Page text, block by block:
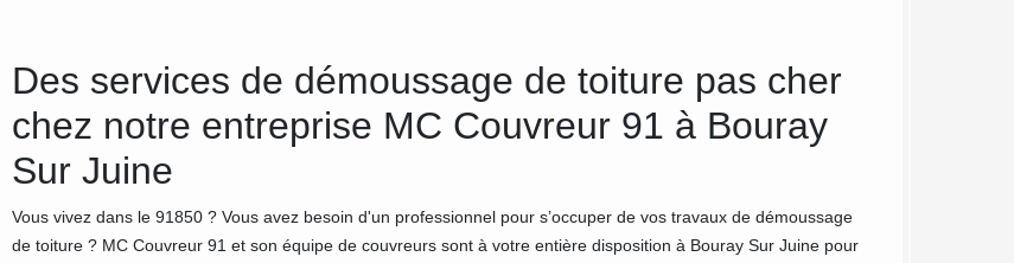
Des services de démoussage de toiture pas cher
chez notre entreprise MC Couvreur 91 à Bouray
Sur Juine
Vous vivez dans le 91850 ? Vous avez besoin d'un professionnel pour s’occuper de vos travaux de démoussage
de toiture ? MC Couvreur 91 et son équipe de couvreurs sont à votre entière disposition à Bouray Sur Juine pour